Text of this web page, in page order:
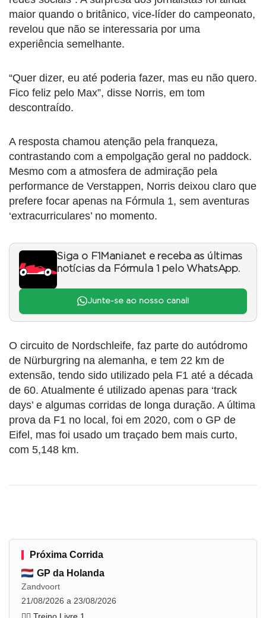
maior quando o britânico, vice-líder do campeonato,
revelou que não se interessaria por uma
experiência semelhante.
“Quer dizer, eu até poderia fazer, mas eu não quero.
Fico feliz pelo Max”, disse Norris, em tom
descontraído.
A resposta chamou atenção pela franqueza,
contrastando com a empolgação geral no paddock.
Mesmo com a atmosfera de admiração pela
performance de Verstappen, Norris deixou claro que
prefere focar apenas na Fórmula 1, sem aventuras
‘extracurriculares’ no momento.
Siga o F1Mania.net e receba as últimas
notícias da Fórmula 1 pelo WhatsApp.
Junte-se ao nosso canal!
O circuito de Nordschleife, faz parte do autódromo
de Nürburgring na alemanha, e tem 22 km de
extensão, tendo sido utilizado pela F1 até a década
de 60. Atualmente é utilizado apenas para ‘track
days’ e algumas corridas de longa duração. A última
prova da F1 no local, foi em 2020, com o GP de
Eifel, mas foi usado um traçado bem mais curto,
com 5,148 km.
Próxima Corrida
GP da Holanda
Zandvoort
21/08/2026 a 23/08/2026
🏋️‍♂️ Treino Livre 1